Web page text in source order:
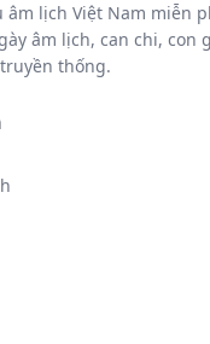
âm lịch Việt Nam miễn
âm lịch, can chi, con
thống.